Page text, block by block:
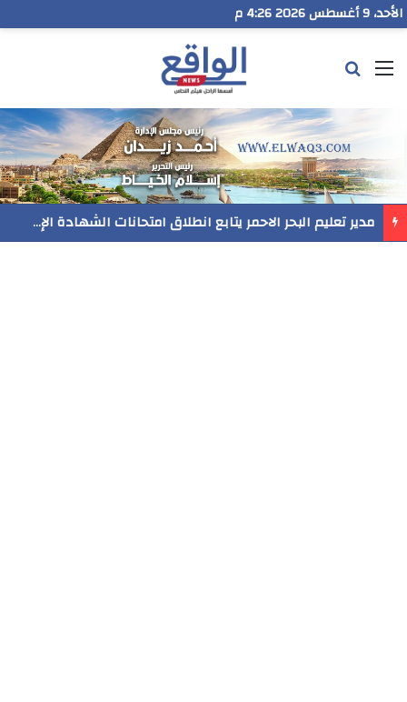
الأحد، 9 أغسطس 2026 4:26 م
القائمة
مدير تعليم البحر الاحمر يتابع انطلاق امتحانات الشهادة الإعدادية ويؤكد: الانضباط